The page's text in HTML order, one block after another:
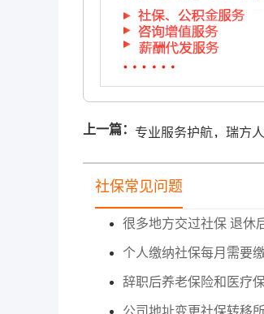
上一篇： 专业服务护航，瑞方
社保常见问题
很多地方交过社保 退休
个人缴纳社保每月需要
辞职后养老保险和医疗
公司地址变更社保转移